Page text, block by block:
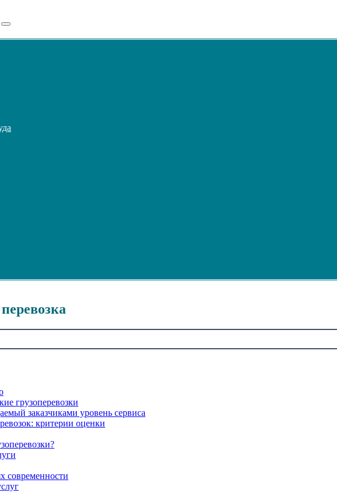
грузоперевозки
заказчиками уровень сервиса
критерии оценки
современности